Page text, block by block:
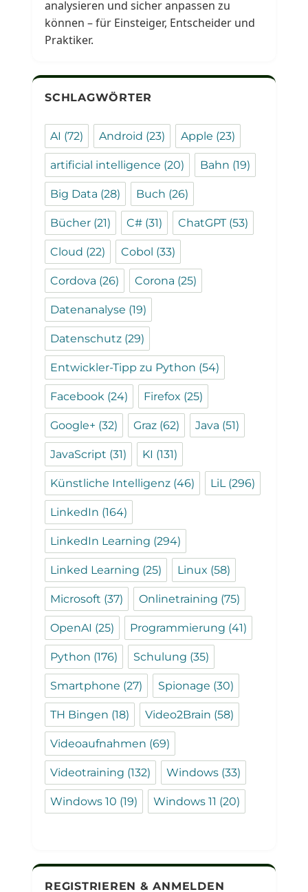
analysieren und sicher anpassen zu
können – für Einsteiger, Entscheider und
Praktiker.
SCHLAGWÖRTER
AI (72) Android (23) Apple (23)
artificial intelligence (20) Bahn (19)
Big Data (28) Buch (26)
Bücher (21) C# (31) ChatGPT(53)
Cloud (22) Cobol (33)
Cordova (26) Corona (25)
Datenanalyse (19)
Datenschutz (29)
Entwickler-Tipp zu Python (54)
Facebook (24) Firefox (25)
Google+ (32) Graz (62) Java (51)
JavaScript (31) KI (131)
Künstliche Intelligenz (46) LiL (296)
LinkedIn (164)
LinkedIn Learning (294)
Linked Learning (25) Linux (58)
Microsoft (37) Onlinetraining (75)
OpenAI (25) Programmierung (41)
Python (176) Schulung (35)
Smartphone (27) Spionage (30)
TH Bingen (18) Video2Brain (58)
Videoaufnahmen (69)
Videotraining (132) Windows (33)
Windows 10 (19) Windows 11 (20)
REGISTRIEREN & ANMELDEN